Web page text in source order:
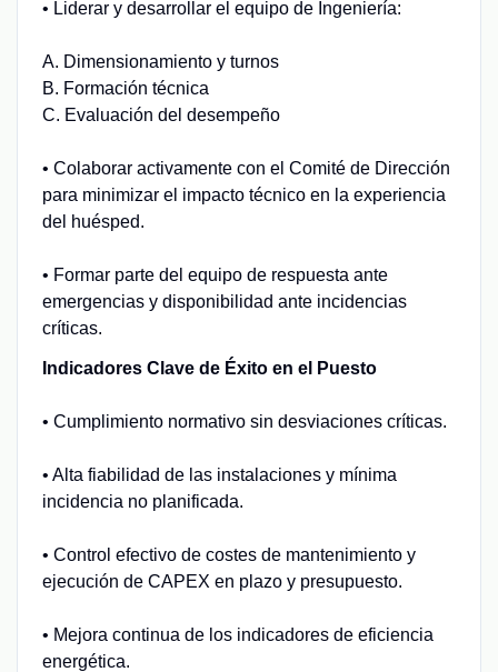
• Liderar y desarrollar el equipo de Ingeniería:
A. Dimensionamiento y turnos
B. Formación técnica
C. Evaluación del desempeño
• Colaborar activamente con el Comité de Dirección
para minimizar el impacto técnico en la experiencia
del huésped.
• Formar parte del equipo de respuesta ante
emergencias y disponibilidad ante incidencias
críticas.
Indicadores Clave de Éxito en el Puesto
• Cumplimiento normativo sin desviaciones críticas.
• Alta fiabilidad de las instalaciones y mínima
incidencia no planificada.
• Control efectivo de costes de mantenimiento y
ejecución de CAPEX en plazo y presupuesto.
• Mejora continua de los indicadores de eficiencia
energética.